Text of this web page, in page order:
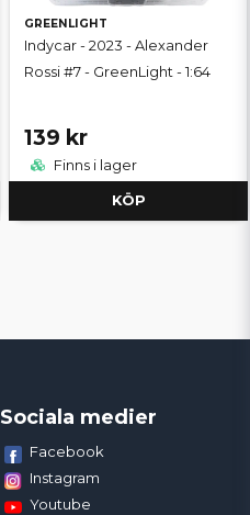
GREENLIGHT
Indycar - 2023 - Alexander
Rossi #7 - GreenLight - 1:64
139 kr
Finns i lager
KÖP
Sociala medier
Facebook
Instagram
Youtube